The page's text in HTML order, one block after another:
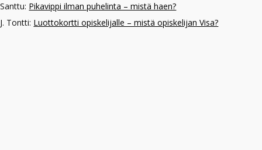
Santtu: Pikavippi ilman puhelinta – mistä haen?
J. Tontti: Luottokortti opiskelijalle – mistä opiskelijan Visa?